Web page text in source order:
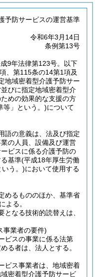
予防サービスの運営基準
令和6年3月14日
条例第13号
9年法律第123号。以下
、第115条の14第1項及
地域密着型介護予防サー
びに指定地域密着型介
めの効果的な支援の方
等」という。)について
語の意義は、法及び指定
の人員、設備及び運営
ビスに係る介護予防の
基準(平成18年厚生労働
いう。)において使用する
めるもののほか、基準省
よる。
なる技術的読替えは、
事業者の要件)
ビスの事業に係る法第
る者は、法人とする。
ビス事業者は、地域密着
密着型介護予防サービ